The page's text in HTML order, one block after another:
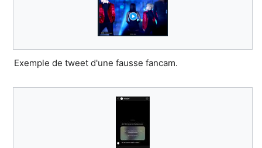
Exemple de tweet d'une fausse fancam.